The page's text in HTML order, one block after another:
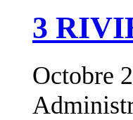
3
Octobre